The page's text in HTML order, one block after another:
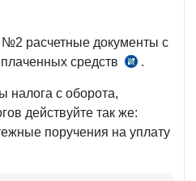
№2 расчетные документы с
средств
п.
МЮ
.
налога с оборота,
действуйте так же:
поручения на уплату